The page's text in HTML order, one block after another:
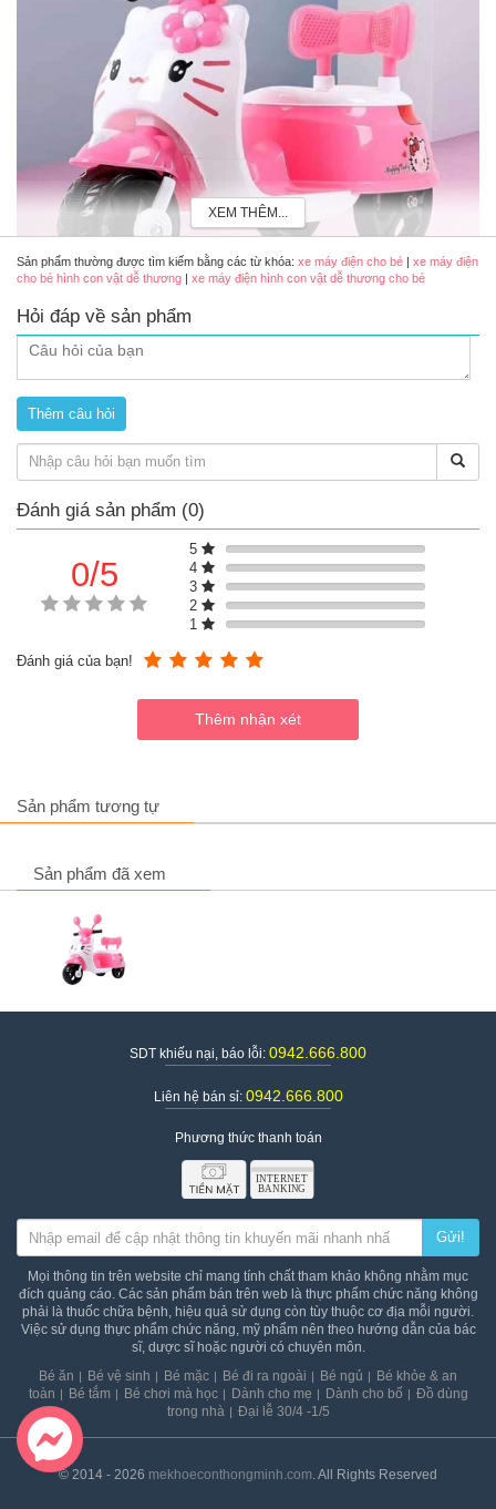
Xe điện cho bé hình con vật dễ thương màu hồng
Xe điện cho bé hình con vật dễ thương màu xanh
Đặc điểm nổi bật của xe máy điện cho bé
Xe chạy được liên tục trong 2 giờ, bình sạc 8 tiếng đầy.
Tốc độ di chuyển 2 – 3km/giờ
Được làm từ chất liệu nhựa nguyên sinh, an toàn cho bé.
Xe điều khiển dễ dàng bằng cách nhấp/thả chân ga rất nhẹ nhàng.
Thiết kế các bóng đèn Led cực đẹp phía trước và sau đuôi xe.
Ghế ngồi rộng rãi có kèm tựa lưng cho bé nghỉ ngơi hay lái xe
XEM THÊM...
Sản phẩm thường được tìm kiếm bằng các từ khóa: xe máy điện cho bé | xe máy điện
cho bé hình con vật dễ thương | xe máy điện hình con vật dễ thương cho bé
Hỏi đáp về sản phẩm
Đánh giá sản phẩm (0)
0/5
5
4
3
2
1
Đánh giá của bạn!
Sản phẩm tương tự
Sản phẩm đã xem
SDT khiếu nại, báo lỗi: 0942.666.800
Liên hệ bán sỉ: 0942.666.800
Phương thức thanh toán
Gửi!
Mọi thông tin trên website chỉ mang tính chất tham khảo không nhằm mục
đích quảng cáo. Các sản phẩm bán trên web là thực phẩm chức năng không
phải là thuốc chữa bệnh, hiệu quả sử dụng còn tùy thuộc cơ địa mỗi người.
Việc sử dụng thực phẩm chức năng, mỹ phẩm nên theo hướng dẫn của bác
sĩ, dược sĩ hoặc người có chuyên môn.
Bé ăn
Bé vệ sinh Bé mặc Bé đi ra ngoài Bé ngủ
Bé khỏe & an
toàn
Bé tắm Bé chơi mà học Dành cho mẹ Dành cho bố
Đồ dùng
trong nhà
Đại lễ 30/4 -1/5
© 2014 - 2026 mekhoeconthongminh.com. All Rights Reserved